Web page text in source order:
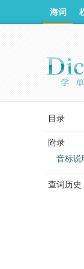
海词
目录
附录
音标说
查词历史